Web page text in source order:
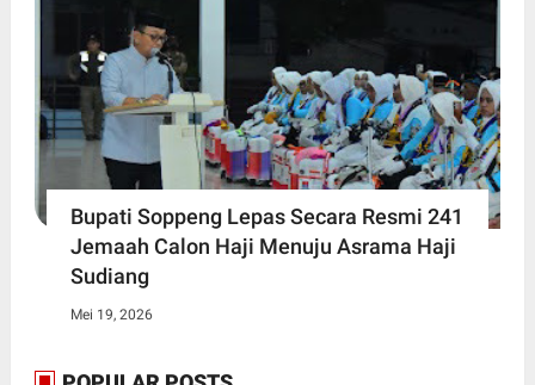
Bupati Soppeng Lepas Secara Resmi 241
Jemaah Calon Haji Menuju Asrama Haji
Sudiang
Mei 19, 2026